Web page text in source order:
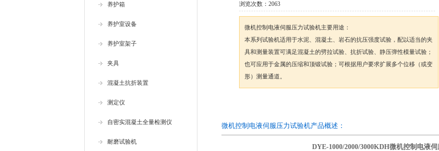
养护箱
养护室设备
养护室架子
夹具
混凝土抗折装置
测定仪
自密实混凝土全量检测仪
耐磨试验机
浏览次数： 2063
微机控制电液伺服压力试验机主要用途：
本系列试验机适用于水泥、混凝土、岩石的抗压强度试验，配以适当的夹
具和测量装置可满足混凝土的劈拉试验、抗折试验、静压弹性模量试验；
也可应用于金属的压缩和顶锻试验；可根据用户要求扩展多个位移（或变
形）测量通道。
微机控制电液伺服压力试验机产品概述：
DYE-1000/2000/3000KDH微机控制电液